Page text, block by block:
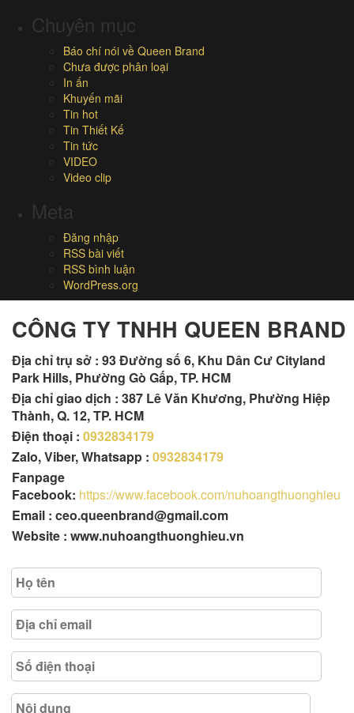
Chuyên mục
Báo chí nói về Queen Brand
Chưa được phân loại
In ấn
Khuyến mãi
Tin hot
Tin Thiết Kế
Tin tức
VIDEO
Video clip
Meta
Đăng nhập
RSS bài viết
RSS bình luận
WordPress.org
CÔNG TY TNHH QUEEN BRAND
Địa chỉ trụ sở : 93 Đường số 6, Khu Dân Cư Cityland
Park Hills, Phường Gò Gấp, TP. HCM
Địa chỉ giao dịch : 387 Lê Văn Khương, Phường Hiệp
Thành, Q. 12, TP. HCM
Điện thoại : 0932834179
Zalo, Viber, Whatsapp : 0932834179
Fanpage
Facebook: https://www.facebook.com/nuhoangthuonghieu
Email : ceo.queenbrand@gmail.com
Website : www.nuhoangthuonghieu.vn